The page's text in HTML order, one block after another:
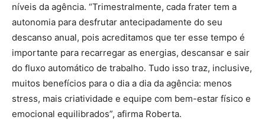
níveis da agência. “Trimestralmente, cada frater tem a
autonomia para desfrutar antecipadamente do seu
descanso anual, pois acreditamos que ter esse tempo é
importante para recarregar as energias, descansar e sair
do fluxo automático de trabalho. Tudo isso traz, inclusive,
muitos benefícios para o dia a dia da agência: menos
stress, mais criatividade e equipe com bem-estar físico e
emocional equilibrados”, afirma Roberta.